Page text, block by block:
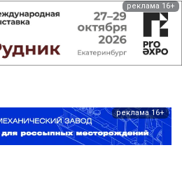
реклама 16+
реклама 16+